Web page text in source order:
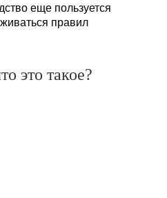
еще пользуется
правил
это такое?